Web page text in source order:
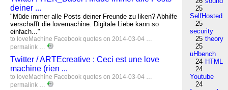
deiner ...
"Müde immer alle Posts deiner Freunde zu liken? Abhilfe
verschafft die lovemachine. Digitale Liebe kann so
einfach..."
to loveMachine Facebook quotes on 2014-03-04 …
permalink …
Twitter / ARTEcreative : Ceci est une love
machine (rien ...
to loveMachine Facebook quotes on 2014-03-04 …
permalink …
25
SelfHosted
25
security
25 theory
25
uHbench
24 HTML
24
Youtube
24